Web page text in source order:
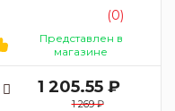
(0)
Представлен в
магазине
1 205.55 ₽
1 269 ₽